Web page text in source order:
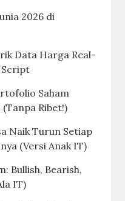
2026 di
Data Harga Real-
Script
Saham
Ribet!)
Naik Turun Setiap
(Versi Anak IT)
Bullish, Bearish,
IT)